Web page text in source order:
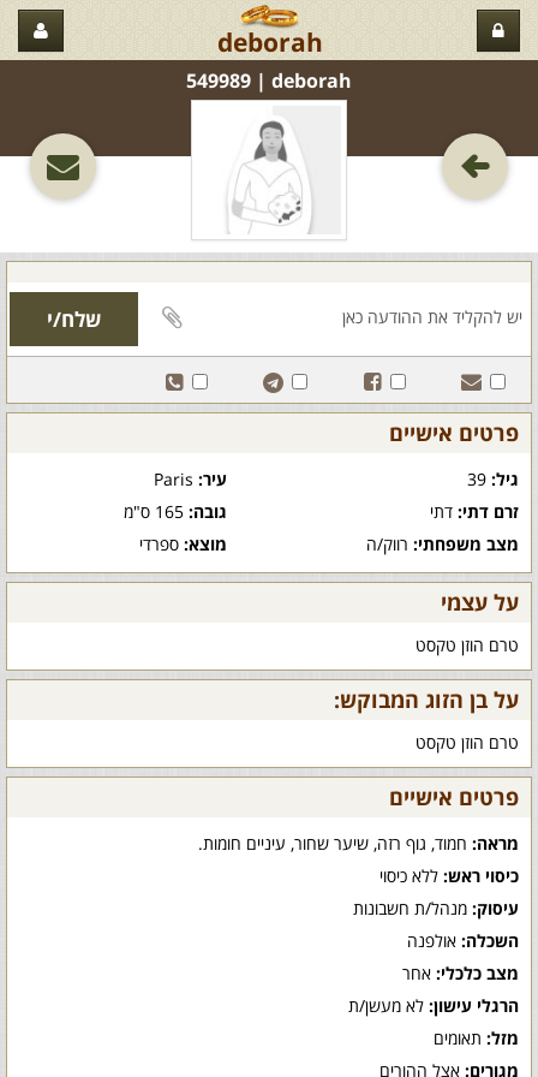
deborah
deborah‏ | 549989
פרטים אישיים
גיל: עיר:Paris
זרם דתי: דתי גובה:165 ס"מ
מצב משפחתי: רווק/ה מוצא:ספרדי
על עצמי
טרם הוזן טקסט
על בן הזוג המבוקש:
טרם הוזן טקסט
פרטים אישיים
מראה: חמוד, גוף רזה, שיער שחור, עיניים חומות.
כיסוי ראש: ללא כיסוי
עיסוק: מנהל/ת חשבונות
השכלה: אולפנה
מצב כלכלי: אחר
הרגלי עישון: לא מעשן/ת
מזל: תאומים
מגורים: אצל ההורים